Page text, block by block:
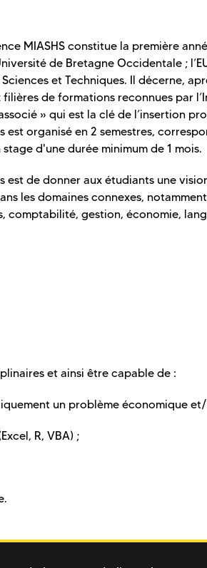
MIASHS constitue la première
de Bretagne Occidentale ;
et Techniques. Il décerne,
de formations reconnues par
» qui est la clé de l’insertion
organisé en 2 semestres,
d'une durée minimum de 1 mois.
de donner aux étudiants une
les domaines connexes,
comptabilité, gestion, économie,
et ainsi être capable de :
un problème économique
R, VBA) ;